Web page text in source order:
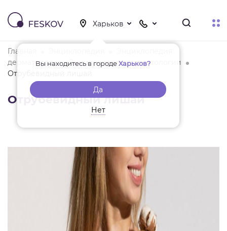
Вы находитесь в городеХарьков?
Да
Нет
Главная
дерматологии - Энциклопедия дерматологии
Отрубевидный лишай
Отрубевидный лишай